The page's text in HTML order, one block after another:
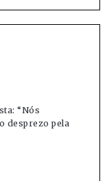
“Nós
desprezo pela